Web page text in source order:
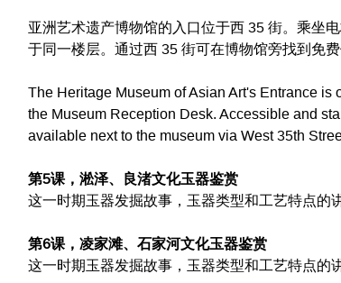
亚洲艺术遗产博物馆的入口位于西 35 街。乘坐
于同一楼层。通过西 35 街可在博物馆旁找到免费
The Heritage Museum of Asian Art's Entrance is
the Museum Reception Desk. Accessible and
available next to the museum via West 35th
第5课，淞泽、良渚文化玉器鉴赏
这一时期玉器发掘故事，玉器类型和工艺特点的
第6课，凌家滩、石家河文化玉器鉴赏
这一时期玉器发掘故事，玉器类型和工艺特点的